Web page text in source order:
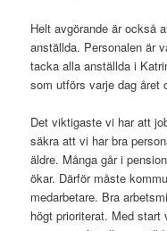
Helt avgörande är också
anställda. Personalen är
tacka alla anställda i
som utförs varje dag året
Det viktigaste vi har att
säkra att vi har bra
äldre. Många går i
ökar. Därför måste
medarbetare. Bra
högt prioriterat. Med